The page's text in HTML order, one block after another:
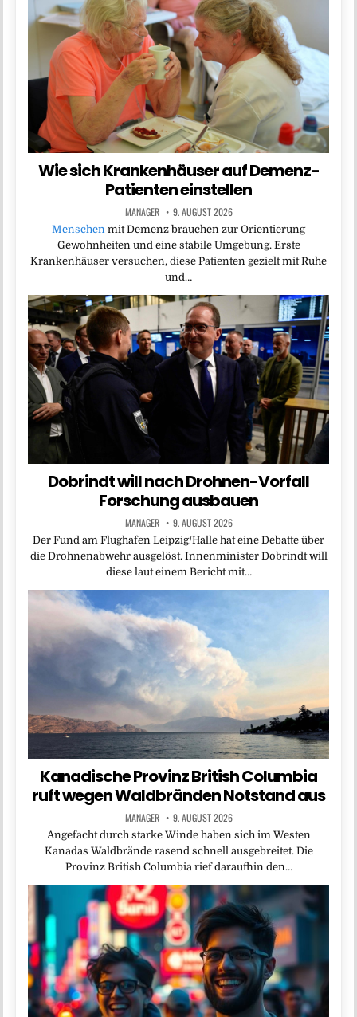
Wie sich Krankenhäuser auf Demenz-
Patienten einstellen
MANAGER 9. AUGUST 2026
Menschen mit Demenz brauchen zur Orientierung
Gewohnheiten und eine stabile Umgebung. Erste
Krankenhäuser versuchen, diese Patienten gezielt mit Ruhe
und…
Dobrindt will nach Drohnen-Vorfall
Forschung ausbauen
MANAGER 9. AUGUST 2026
Der Fund am Flughafen Leipzig/Halle hat eine Debatte über
die Drohnenabwehr ausgelöst. Innenminister Dobrindt will
diese laut einem Bericht mit…
Kanadische Provinz British Columbia
ruft wegen Waldbränden Notstand aus
MANAGER 9. AUGUST 2026
Angefacht durch starke Winde haben sich im Westen
Kanadas Waldbrände rasend schnell ausgebreitet. Die
Provinz British Columbia rief daraufhin den…